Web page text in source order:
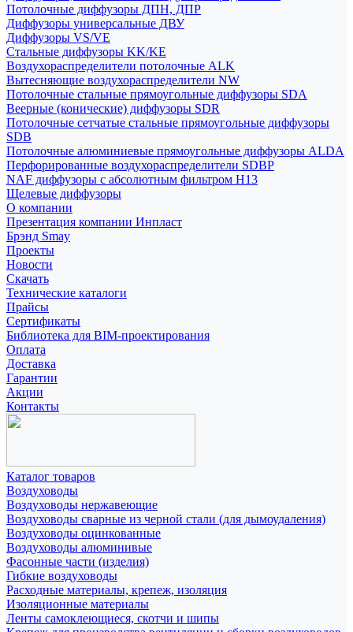
Потолочные диффузоры ДПН, ДПР
Диффузоры универсальные ДВУ
Диффузоры VS/VE
Стальные диффузоры KK/KE
Воздухораспределители потолочные ALK
Вытесняющие воздухораспределители NW
Потолочные стальные прямоугольные диффузоры SDA
Веерные (конические) диффузоры SDR
Потолочные сетчатые стальные прямоугольные диффузоры
SDB
Потолочные алюминиевые прямоугольные диффузоры ALDA
Перфорированные воздухораспределители SDBP
NAF диффузоры с абсолютным фильтром Н13
Щелевые диффузоры
О компании
Презентация компании Инпласт
Брэнд Smay
Проекты
Новости
Скачать
Технические каталоги
Прайсы
Сертификаты
Библиотека для BIM-проектирования
Оплата
Доставка
Гарантии
Акции
Контакты
Каталог товаров
Воздуховоды
Воздуховоды нержавеющие
Воздуховоды сварные из черной стали (для дымоудаления)
Воздуховоды оцинкованные
Воздуховоды алюминивые
Фасонные части (изделия)
Гибкие воздуховоды
Расходные материалы, крепеж, изоляция
Изоляционные материалы
Ленты самоклеющиеся, скотчи и шипы